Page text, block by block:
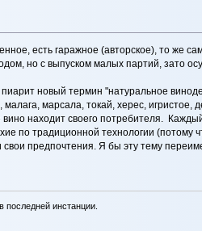
есть гаражное (авторское), то же
но с выпуском малых партий, зато
новый термин "натуральное
марсала, токай, херес, игристое,
находит своего потребителя.
по традиционной технологии
предпочтения. Я бы эту тему
инстанции.